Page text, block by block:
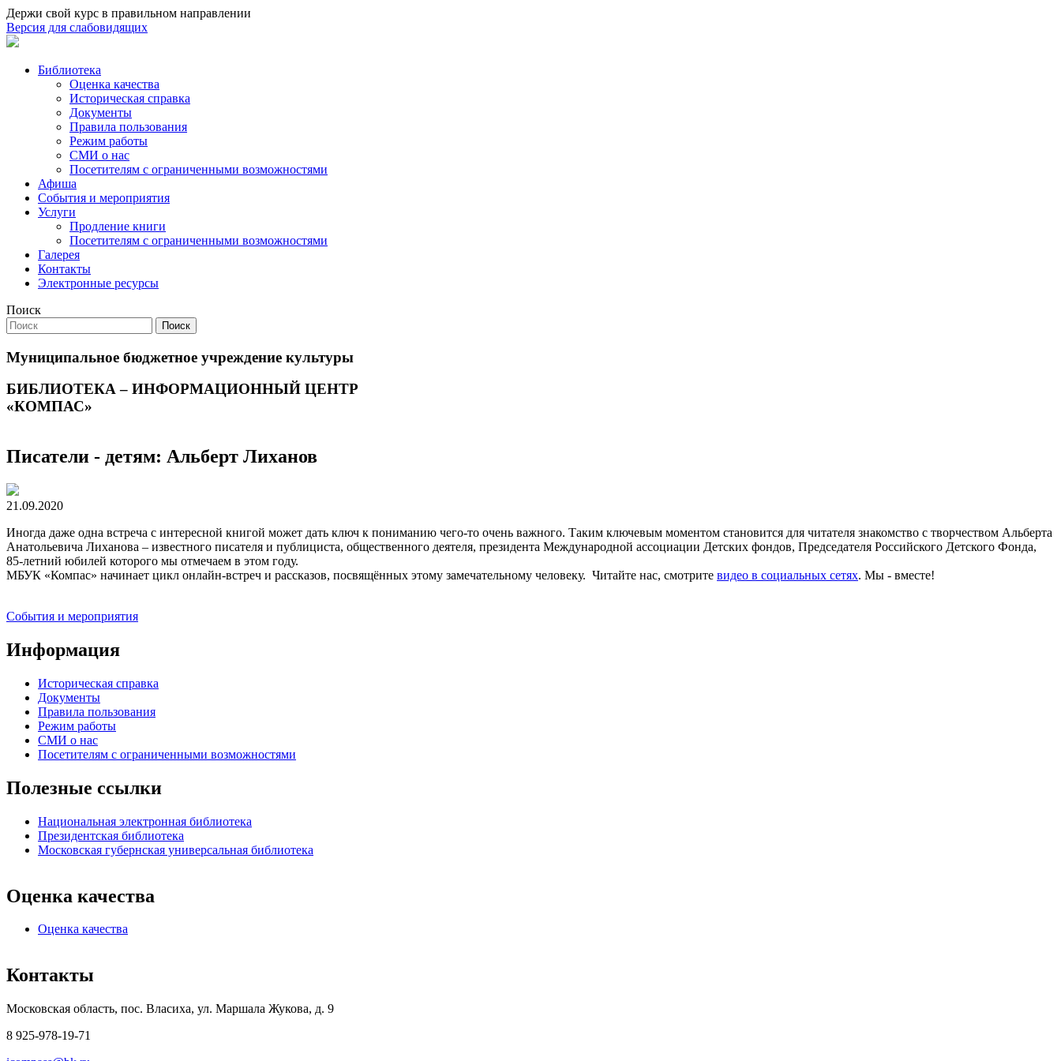
Держи свой курс в правильном направлении
Версия для слабовидящих
Библиотека
Оценка качества
Историческая справка
Документы
Правила пользования
Режим работы
СМИ о нас
Посетителям с ограниченными возможностями
Афиша
События и мероприятия
Услуги
Продление книги
Посетителям с ограниченными возможностями
Галерея
Контакты
Электронные ресурсы
Поиск
Поиск
Муниципальное бюджетное учреждение культуры
БИБЛИОТЕКА – ИНФОРМАЦИОННЫЙ ЦЕНТР
«КОМПАС»
Писатели - детям: Альберт Лиханов
21.09.2020
Иногда даже одна встреча с интересной книгой может дать ключ к пониманию чего-то очень важного. Таким ключевым моментом становится для читателя знакомство с творчеством Альберта
Анатольевича Лиханова – известного писателя и публициста, общественного деятеля, президента Международной ассоциации Детских фондов, Председателя Российского Детского Фонда,
85-летний юбилей которого мы отмечаем в этом году.
МБУК «Компас» начинает цикл онлайн-встреч и рассказов, посвящённых этому замечательному человеку. Читайте нас, смотрите видео в социальных сетях. Мы - вместе!
События и мероприятия
Информация
Историческая справка
Документы
Правила пользования
Режим работы
СМИ о нас
Посетителям с ограниченными возможностями
Полезные ссылки
Национальная электронная библиотека
Президентская библиотека
Московская губернская универсальная библиотека
Оценка качества
Оценка качества
Контакты
Московская область, пос. Власиха, ул. Маршала Жукова, д. 9
8 925-978-19-71